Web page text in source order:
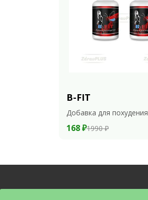
B-FIT
Добавка для похудения
168 ₽1990 ₽